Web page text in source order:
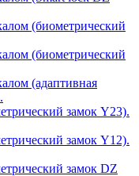
(биометрический
(биометрический
(адаптивная
замок Y23).
замок Y12).
замок DZ